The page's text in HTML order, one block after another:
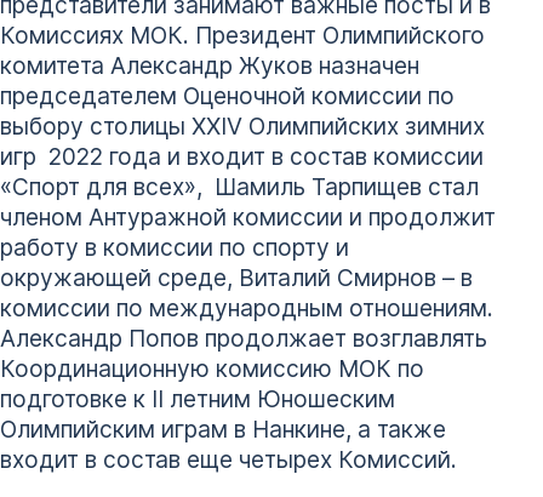
Комиссиях МОК. Президент Олимпийского
комитета Александр Жуков назначен
председателем Оценочной комиссии по
выбору столицы ХХIV Олимпийских зимних
игр 2022 года и входит в состав комиссии
«Спорт для всех», Шамиль Тарпищев стал
членом Антуражной комиссии и продолжит
работу в комиссии по спорту и
окружающей среде, Виталий Смирнов – в
комиссии по международным отношениям.
Александр Попов продолжает возглавлять
Координационную комиссию МОК по
подготовке к II летним Юношеским
Олимпийским играм в Нанкине, а также
входит в состав еще четырех Комиссий.